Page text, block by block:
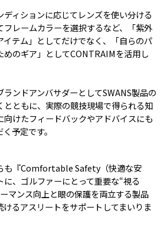
ィションに応じてレンズを使い分ける
フレームカラーを選択するなど、「紫外
テム」としてだけでなく、「自らのパ
めのギア」としてCONTRAIMを活用し
ンドアンバサダーとしてSWANS製品の
とともに、実際の競技現場で得られる知
向けたフィードバックやアドバイスにも
予定です。
も『Comfortable Safety（快適な安
、ゴルファーにとって重要な“視る
マンス向上と眼の保護を両立する製品
るアスリートをサポートしてまいりま